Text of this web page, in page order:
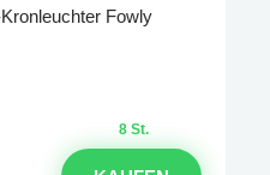
Fowly
8 St.